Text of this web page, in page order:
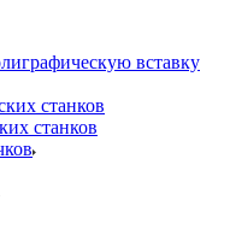
вставку
станков
станков